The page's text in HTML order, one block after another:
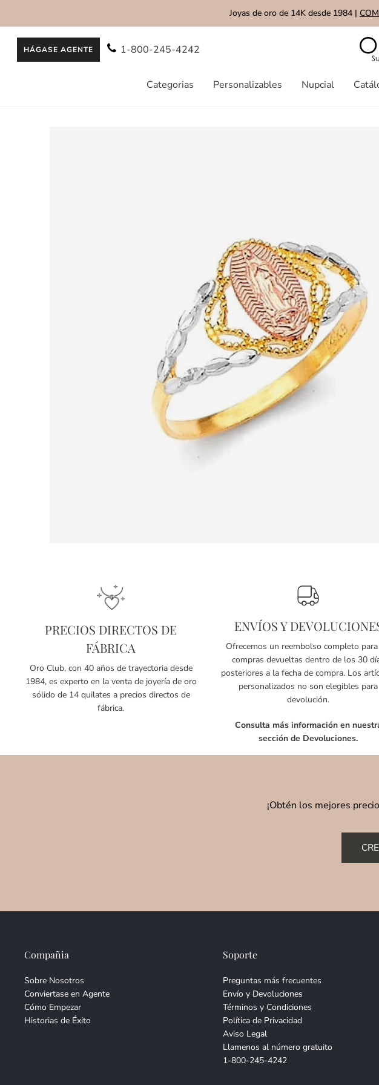
Joyas de oro de 14K desde 1984 |
Categorias Personalizables Nupcial
HÁGASE AGENTE 1-800-245-4242
PRECIOS DIRECTOS DE
FÁBRICA
Oro Club, con 40 años de trayectoria desde
1984, es experto en la venta de joyería de oro
sólido de 14 quilates a precios directos de
fábrica.
ENVÍOS Y
Ofrecemos un reembolso completo
compras devueltas dentro de los 30
posteriores a la fecha de compra. Los
personalizados no son elegibles para
devolución.
Consulta más información en
sección de Devoluciones.
¡Obtén los mejores
Compañia
Sobre Nosotros
Conviertase en Agente
Cómo Empezar
Historias de Éxito
Soporte
Preguntas más frecuentes
Envío y Devoluciones
Términos y Condiciones
Política de Privacidad
Aviso Legal
Llamenos al número gratuito
1-800-245-4242